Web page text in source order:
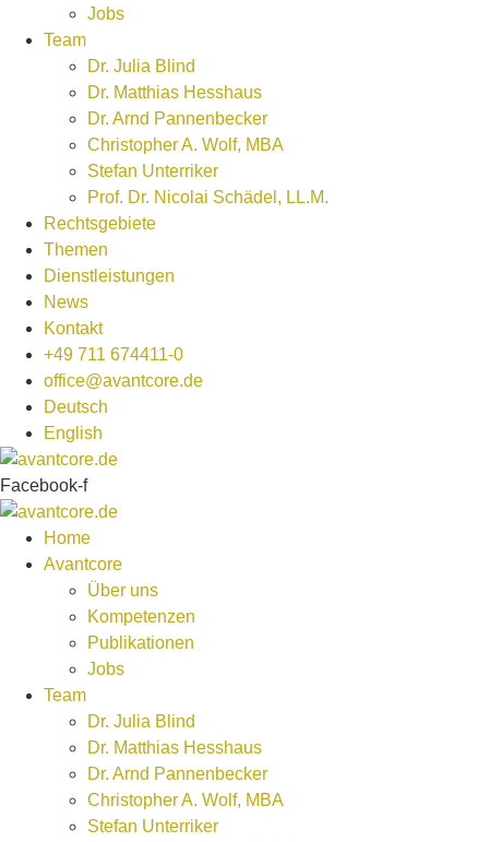
Jobs
Team
Dr. Julia Blind
Dr. Matthias Hesshaus
Dr. Arnd Pannenbecker
Christopher A. Wolf, MBA
Stefan Unterriker
Prof. Dr. Nicolai Schädel, LL.M.
Rechtsgebiete
Themen
Dienstleistungen
News
Kontakt
+49 711 674411-0
office@avantcore.de
Deutsch
English
Facebook-f
Home
Avantcore
Über uns
Kompetenzen
Publikationen
Jobs
Team
Dr. Julia Blind
Dr. Matthias Hesshaus
Dr. Arnd Pannenbecker
Christopher A. Wolf, MBA
Stefan Unterriker